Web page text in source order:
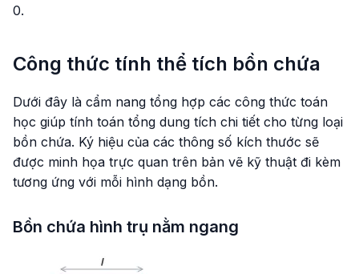
0.
Công thức tính thể tích bồn chứa
Dưới đây là cẩm nang tổng hợp các công thức toán
học giúp tính toán tổng dung tích chi tiết cho từng loại
bồn chứa. Ký hiệu của các thông số kích thước sẽ
được minh họa trực quan trên bản vẽ kỹ thuật đi kèm
tương ứng với mỗi hình dạng bồn.
Bồn chứa hình trụ nằm ngang